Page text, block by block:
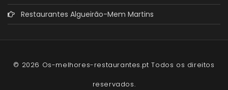
Restaurantes Algueirão-Mem Martins
© 2026 Os-melhores-restaurantes.pt Todos os direitos
reservados.